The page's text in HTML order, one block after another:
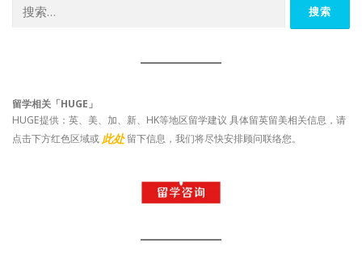
索：
留学相关「HUGE」
HUGE提供：英、美、加、新、HK等地区留学建议 具体留英留美相关信息，请
点击下方红色区域或 此处 留下信息，我们将尽快安排顾问联络您。